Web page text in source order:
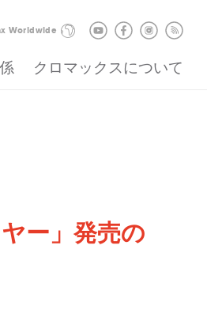
Worldwide
クロマックスについて
ー」発売の